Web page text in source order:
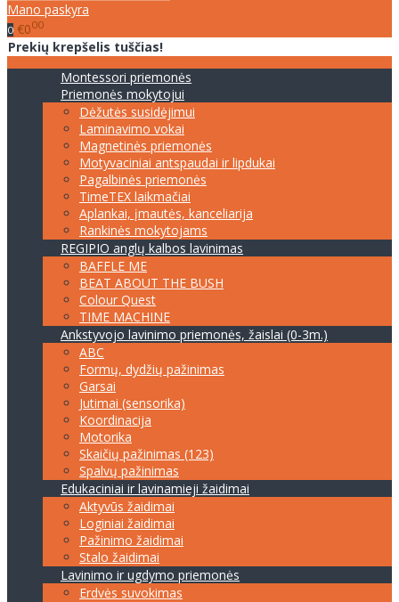
Mano paskyra
0 €000
Prekių krepšelis tuščias!
Montessori priemonės
Priemonės mokytojui
Dėžutės susidėjimui
Laminavimo vokai
Magnetinės priemonės
Motyvaciniai antspaudai ir lipdukai
Pagalbinės priemonės
TimeTEX laikmačiai
Aplankai, įmautės, kanceliarija
Rankinės mokytojams
REGIPIO anglų kalbos lavinimas
BAFFLE ME
BEAT ABOUT THE BUSH
Colour Quest
TIME MACHINE
Ankstyvojo lavinimo priemonės, žaislai (0-3m.)
ABC
Formų, dydžių pažinimas
Garsai
Jutimai (sensorika)
Koordinacija
Motorika
Skaičių pažinimas (123)
Spalvų pažinimas
Edukaciniai ir lavinamieji žaidimai
Aktyvūs žaidimai
Loginiai žaidimai
Pažinimo žaidimai
Stalo žaidimai
Lavinimo ir ugdymo priemonės
Erdvės suvokimas